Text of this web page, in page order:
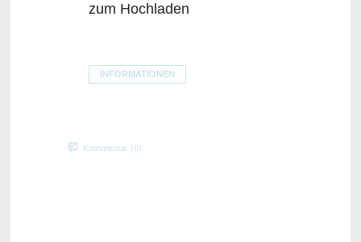
zum Hochladen
INFORMATIONEN
Kommentar (0)